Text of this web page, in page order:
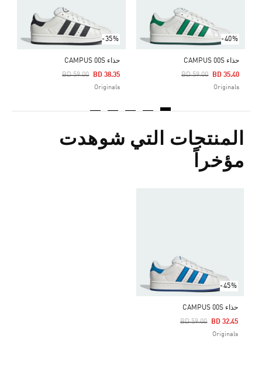
-40%
حذاء CAMPUS 00S
Price Reduced From
BD 59.00
To BD 35.40
Originals
-35%
حذاء CAMPUS 00S
Price Reduced From
BD 59.00
To BD 38.35
Originals
المنتجات التي شوهدت
مؤخراً
-45%
حذاء CAMPUS 00S
Price Reduced From
BD 59.00
To BD 32.45
Originals